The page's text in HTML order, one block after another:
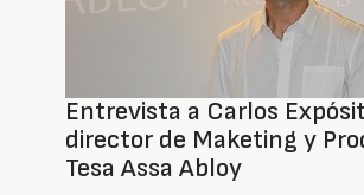
Entrevista a Carlos
director de Maketing y
Tesa Assa Abloy